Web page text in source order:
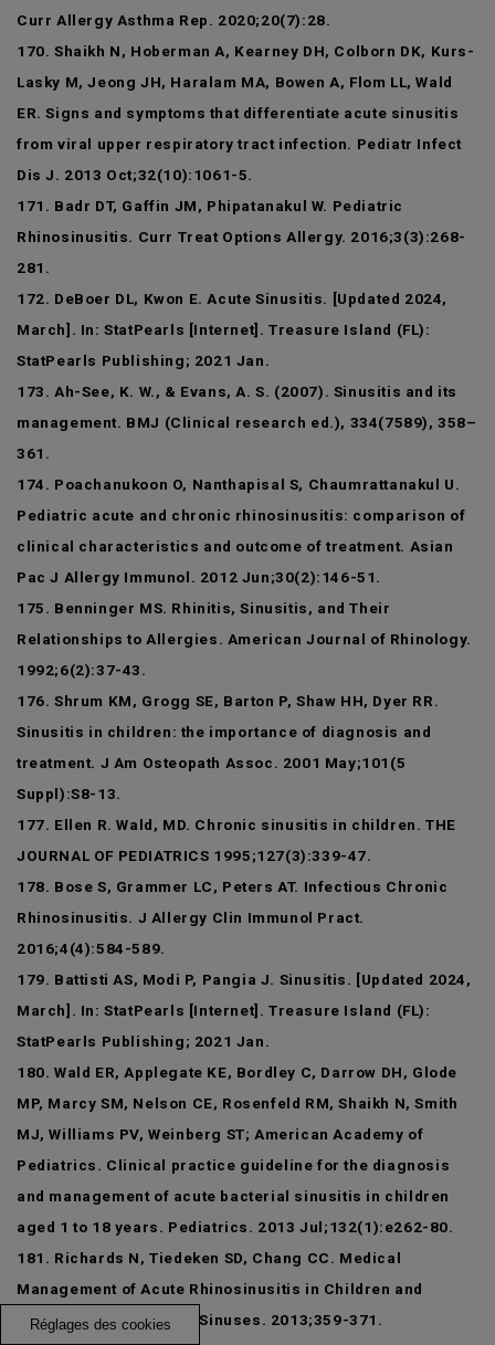
Curr Allergy Asthma Rep. 2020;20(7):28.
170. Shaikh N, Hoberman A, Kearney DH, Colborn DK, Kurs-
Lasky M, Jeong JH, Haralam MA, Bowen A, Flom LL, Wald
ER. Signs and symptoms that differentiate acute sinusitis
from viral upper respiratory tract infection. Pediatr Infect
Dis J. 2013 Oct;32(10):1061-5.
171. Badr DT, Gaffin JM, Phipatanakul W. Pediatric
Rhinosinusitis. Curr Treat Options Allergy. 2016;3(3):268-
281.
172. DeBoer DL, Kwon E. Acute Sinusitis. [Updated 2024,
March]. In: StatPearls [Internet]. Treasure Island (FL):
StatPearls Publishing; 2021 Jan.
173. Ah-See, K. W., & Evans, A. S. (2007). Sinusitis and its
management. BMJ (Clinical research ed.), 334(7589), 358–
361.
174. Poachanukoon O, Nanthapisal S, Chaumrattanakul U.
Pediatric acute and chronic rhinosinusitis: comparison of
clinical characteristics and outcome of treatment. Asian
Pac J Allergy Immunol. 2012 Jun;30(2):146-51.
175. Benninger MS. Rhinitis, Sinusitis, and Their
Relationships to Allergies. American Journal of Rhinology.
1992;6(2):37-43.
176. Shrum KM, Grogg SE, Barton P, Shaw HH, Dyer RR.
Sinusitis in children: the importance of diagnosis and
treatment. J Am Osteopath Assoc. 2001 May;101(5
Suppl):S8-13.
177. Ellen R. Wald, MD. Chronic sinusitis in children. THE
JOURNAL OF PEDIATRICS 1995;127(3):339-47.
178. Bose S, Grammer LC, Peters AT. Infectious Chronic
Rhinosinusitis. J Allergy Clin Immunol Pract.
2016;4(4):584-589.
179. Battisti AS, Modi P, Pangia J. Sinusitis. [Updated 2024,
March]. In: StatPearls [Internet]. Treasure Island (FL):
StatPearls Publishing; 2021 Jan.
180. Wald ER, Applegate KE, Bordley C, Darrow DH, Glode
MP, Marcy SM, Nelson CE, Rosenfeld RM, Shaikh N, Smith
MJ, Williams PV, Weinberg ST; American Academy of
Pediatrics. Clinical practice guideline for the diagnosis
and management of acute bacterial sinusitis in children
aged 1 to 18 years. Pediatrics. 2013 Jul;132(1):e262-80.
181. Richards N, Tiedeken SD, Chang CC. Medical
Management of Acute Rhinosinusitis in Children and
Adults. Diseases of the Sinuses. 2013;359-371.
Réglages des cookies